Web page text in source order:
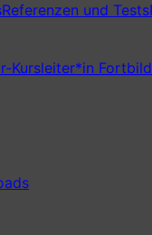
Referenzen und Tests
Kursleiter*in